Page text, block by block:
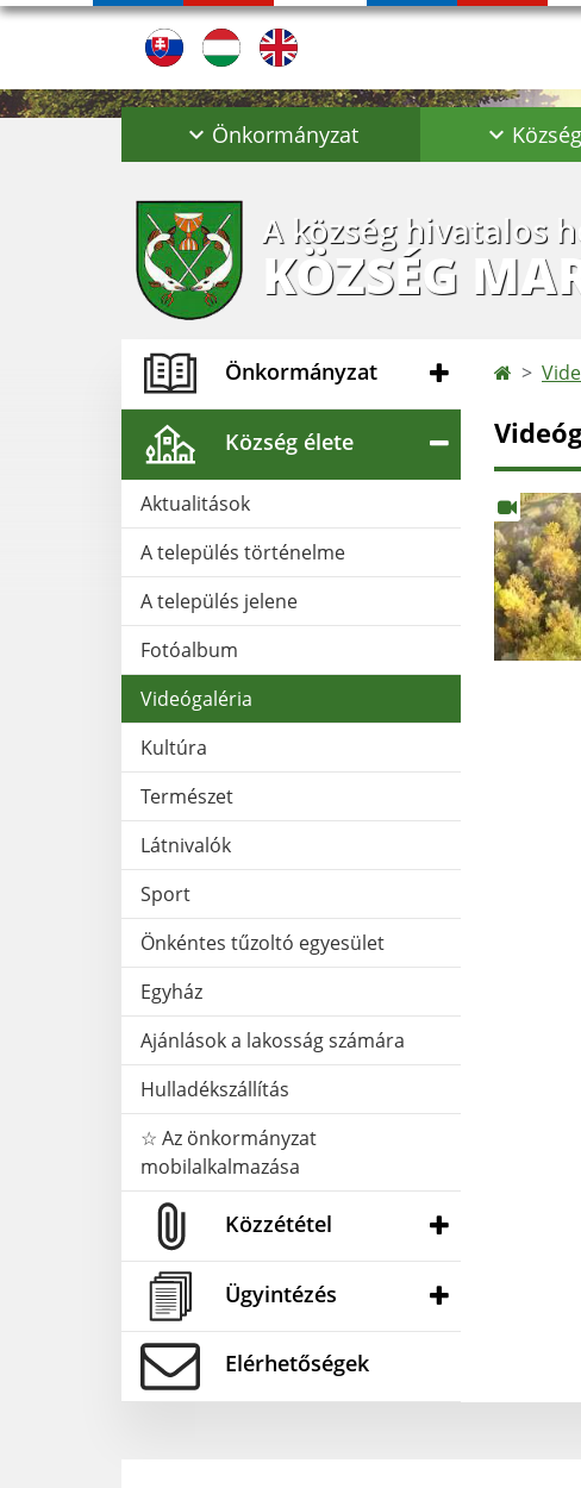
Önkormányzat
A község hivatalos
KÖZSÉG
Önkormányzat
Község élete
Aktualitások
A település történelme
A település jelene
Fotóalbum
Videógaléria
Kultúra
Természet
Látnivalók
Sport
Önkéntes tűzoltó egyesület
Egyház
Ajánlások a lakosság számára
Hulladékszállítás
☆ Az önkormányzat
mobilalkalmazása
Közzététel
Ügyintézés
Elérhetőségek